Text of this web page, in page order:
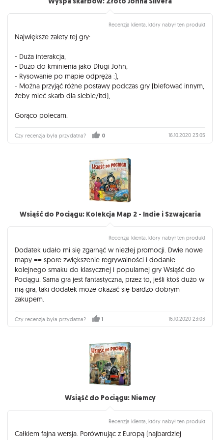
Recenzja klienta, który nabył ten produkt
Największe zalety tej gry:
- Duża interakcja,
- Dużo do kminienia jako Długi John,
- Rysowanie po mapie odpręża :),
- Można przyjąć różne postawy podczas gry (blefować innym,
żeby mieć skarb dla siebie/itd),
Gorąco polecam.
Czy recenzja była przydatna? 0 16.10.2020 23:05
Wsiąść do Pociągu: Kolekcja Map 2 - Indie i Szwajcaria
Recenzja klienta, który nabył ten produkt
Dodatek udało mi się zgarnąć w niezłej promocji. Dwie nowe
mapy == spore zwiększenie regrywalności i dodanie
kolejnego smaku do klasycznej i popularnej gry Wsiąść do
Pociągu. Sama gra jest fantastyczna, przez to, jeśli ktoś dużo w
nią gra, taki dodatek może okazać się bardzo dobrym
zakupem.
Czy recenzja była przydatna? 1 16.10.2020 23:03
Wsiąść do Pociągu: Niemcy
Recenzja klienta, który nabył ten produkt
Całkiem fajna wersja. Porównując z Europą (najbardziej